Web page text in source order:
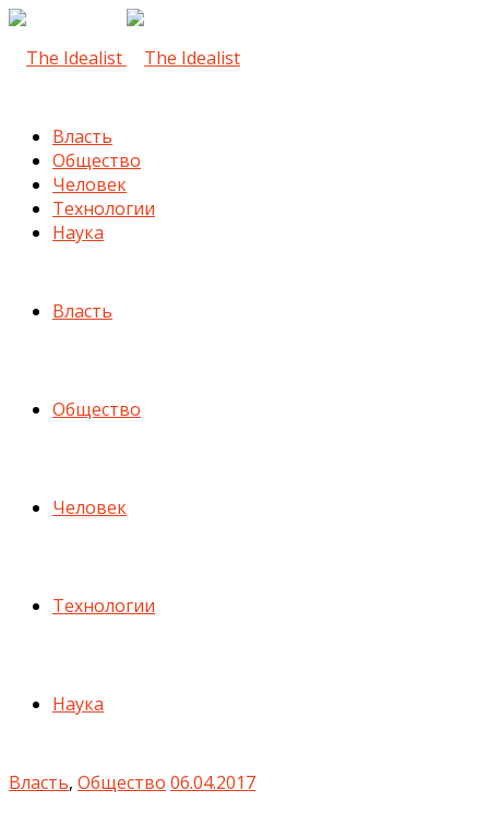
Власть
Общество
Человек
Технологии
Наука
Власть
Общество
Человек
Технологии
Наука
Власть, Общество 06.04.2017